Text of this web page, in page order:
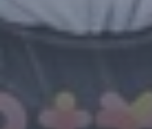
Sci-Fi